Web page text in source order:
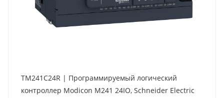
TM241C24R | Программируемый логический
контроллер Modicon M241 24IO, Schneider Electric